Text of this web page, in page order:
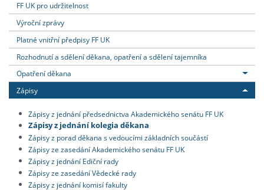
FF UK pro udržitelnost
Výroční zprávy
Platné vnitřní předpisy FF UK
Rozhodnutí a sdělení děkana, opatření a sdělení tajemníka
Opatření děkana
Zápisy
Zápisy z jednání předsednictva Akademického senátu FF UK
Zápisy z jednání kolegia děkana
Zápisy z porad děkana s vedoucími základních součástí
Zápisy ze zasedání Akademického senátu FF UK
Zápisy z jednání Ediční rady
Zápisy ze zasedání Vědecké rady
Zápisy z jednání komisí fakulty